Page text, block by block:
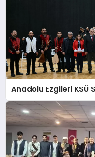
Anadolu Ezgileri